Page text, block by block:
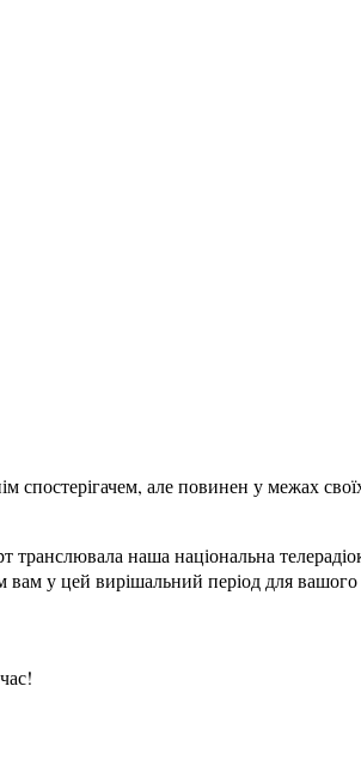
спостерігачем, але повинен у межах
транслювала наша національна
у цей вирішальний період для